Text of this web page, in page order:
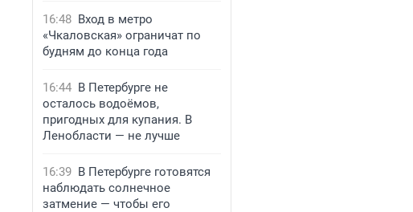
16:48 Вход в метро
«Чкаловская» ограничат по
будням до конца года
16:44 В Петербурге не
осталось водоёмов,
пригодных для купания. В
Ленобласти — не лучше
16:39 В Петербурге готовятся
наблюдать солнечное
затмение — чтобы его